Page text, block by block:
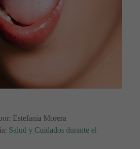
Estefanía Morera
Salud y Cuidados durante el